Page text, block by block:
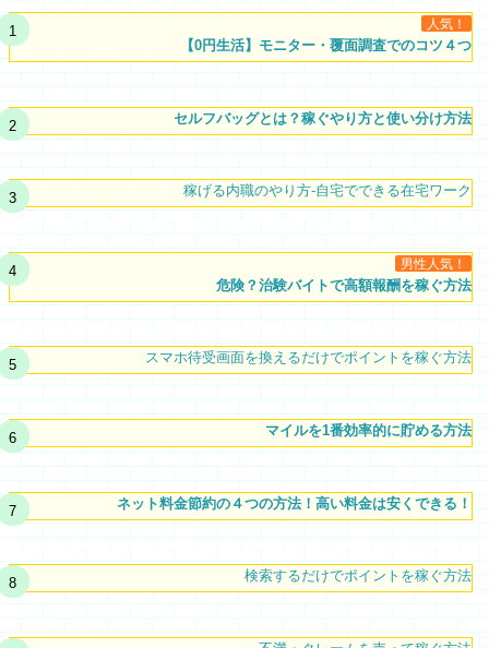
人気！
【0円生活】モニター・覆面調査でのコツ４つ
セルフバッグとは？稼ぐやり方と使い分け方法
稼げる内職のやり方-自宅でできる在宅ワーク
男性人気！
危険？治験バイトで高額報酬を稼ぐ方法
スマホ待受画面を換えるだけでポイントを稼ぐ方法
マイルを1番効率的に貯める方法
ネット料金節約の４つの方法！高い料金は安くできる！
検索するだけでポイントを稼ぐ方法